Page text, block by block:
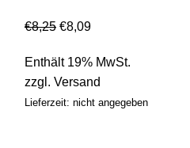
€8,25 €8,09
Enthält 19% MwSt.
zzgl. Versand
Lieferzeit: nicht angegeben